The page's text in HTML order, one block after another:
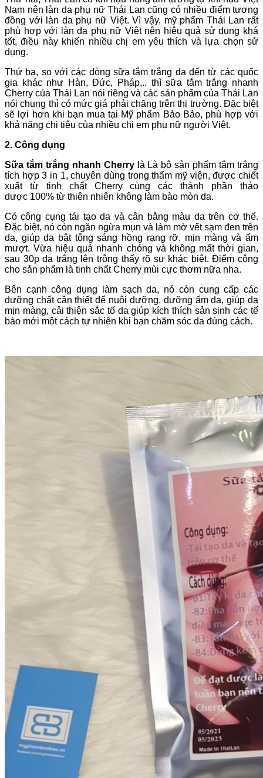
Nam nên làn da phụ nữ Thái Lan cũng có nhiều điểm tương
đồng với làn da phụ nữ Việt. Vì vậy, mỹ phẩm Thái Lan rất
phù hợp với làn da phụ nữ Việt nên hiệu quả sử dụng khá
tốt, điều này khiến nhiều chị em yêu thích và lựa chọn sử
dụng.
Thứ ba, so với các dòng sữa tắm trắng da đến từ các quốc
gia khác như Hàn, Đức, Pháp,.. thì sữa tắm trắng nhanh
Cherry của Thái Lan nói riêng và các sản phẩm của Thái Lan
nói chung thì có mức giá phải chăng trên thị trường. Đặc biệt
sẽ lợi hơn khi bạn mua tại Mỹ phẩm Bảo Bảo, phù hợp với
khả năng chi tiêu của nhiều chị em phụ nữ người Việt.
2. Công dụng
Sữa tắm trắng nhanh Cherrylà Là bộ sản phẩm tắm trắng
tích hợp 3 in 1, chuyên dùng trong thẩm mỹ viện, được chiết
xuất từ tinh chất Cherry cùng các thành phần thảo
dược 100% từ thiên nhiên không làm bào mòn da.
Có công cụng tái tạo da và cân bằng màu da trên cơ thể.
Đặc biệt, nó còn ngăn ngừa mụn và làm mờ vết sạm đen trên
da, giúp da bật tông sáng hồng rạng rỡ, mịn màng và ẩm
mượt. Vừa hiệu quả nhanh chóng và không mất thời gian,
sau 30p da trắng lên trông thấy rõ sự khác biệt. Điểm cộng
cho sản phẩm là tinh chất Cherry mùi cực thơm nữa nha.
Bên cạnh công dụng làm sạch da, nó còn cung cấp các
dưỡng chất cần thiết để nuôi dưỡng, dưỡng ẩm da, giúp da
mịn màng, cải thiện sắc tố da giúp kích thích sản sinh các tế
bào mới một cách tự nhiên khi bạn chăm sóc da đúng cách.